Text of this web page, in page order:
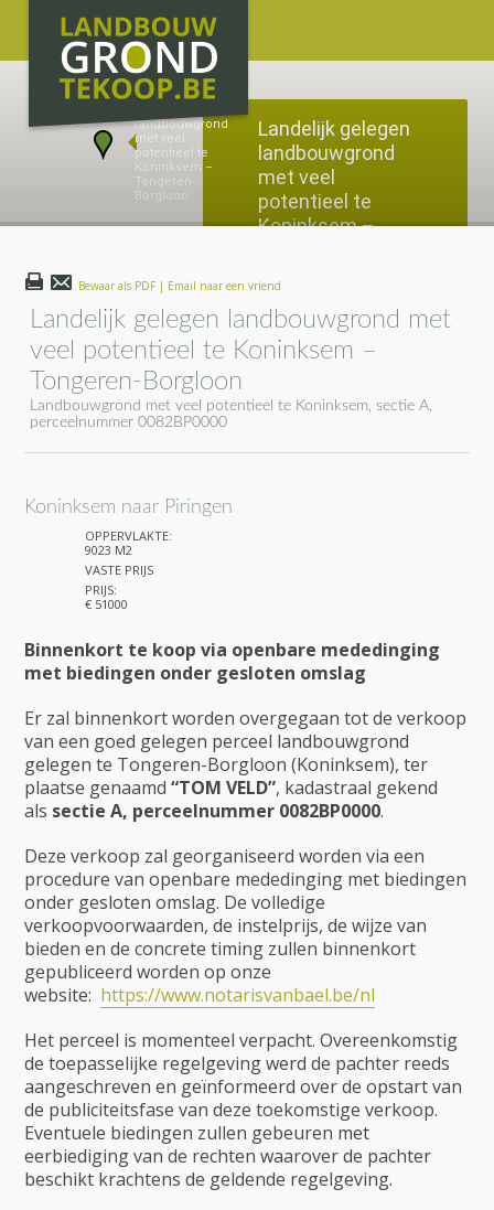
Landelijk gelegen
landbouwgrond
met veel
potentieel te
Koninksem –
Bewaar als PDF | Email naar een vriend
Landelijk gelegen landbouwgrond met
veel potentieel te Koninksem –
Tongeren-Borgloon
Landbouwgrond met veel potentieel te Koninksem, sectie A,
perceelnummer 0082BP0000
Koninksem naar Piringen
OPPERVLAKTE:
9023 M2
VASTE PRIJS
PRIJS:
€ 51000
Binnenkort te koop via openbare mededinging
met biedingen onder gesloten omslag
Er zal binnenkort worden overgegaan tot de verkoop
van een goed gelegen perceel landbouwgrond
gelegen te Tongeren-Borgloon (Koninksem), ter
plaatse genaamd“TOM VELD”, kadastraal gekend
als sectie A, perceelnummer 0082BP0000.
Deze verkoop zal georganiseerd worden via een
procedure van openbare mededinging met biedingen
onder gesloten omslag. De volledige
verkoopvoorwaarden, de instelprijs, de wijze van
bieden en de concrete timing zullen binnenkort
gepubliceerd worden op onze
website: https://www.notarisvanbael.be/nl
Het perceel is momenteel verpacht. Overeenkomstig
de toepasselijke regelgeving werd de pachter reeds
aangeschreven en geïnformeerd over de opstart van
de publiciteitsfase van deze toekomstige verkoop.
Eventuele biedingen zullen gebeuren met
eerbiediging van de rechten waarover de pachter
beschikt krachtens de geldende regelgeving.